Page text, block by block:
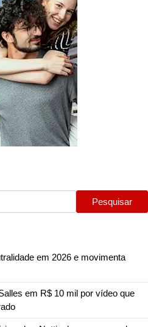
Pesquisar
em 2026 e movimenta
em R$ 10 mil por vídeo que